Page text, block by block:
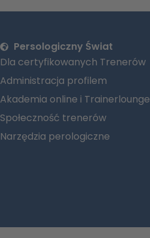
Persologiczny Świat
Dla certyfikowanych Trenerów
Administracja profilem
Akademia online i Trainerlounge
Społeczność trenerów
Narzędzia perologiczne